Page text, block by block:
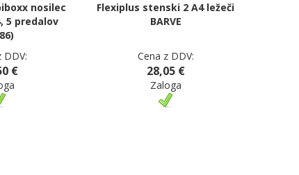
nosilec
5 predalov
DDV:
€
Flexiplus stenski 2 A4 ležeči
BARVE
Cena z DDV:
28,05 €
Zaloga